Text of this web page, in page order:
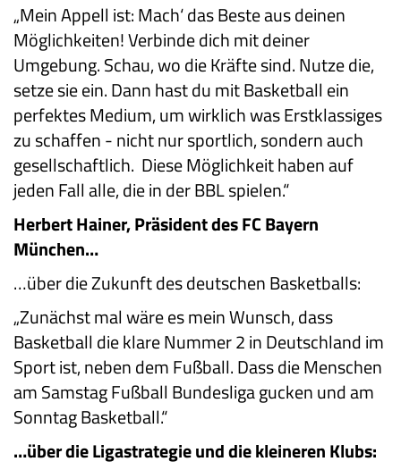
„Mein Appell ist: Mach‘ das Beste aus deinen
Möglichkeiten! Verbinde dich mit deiner
Umgebung. Schau, wo die Kräfte sind. Nutze die,
setze sie ein. Dann hast du mit Basketball ein
perfektes Medium, um wirklich was Erstklassiges
zu schaffen - nicht nur sportlich, sondern auch
gesellschaftlich. Diese Möglichkeit haben auf
jeden Fall alle, die in der BBL spielen.“
Herbert Hainer, Präsident des FC Bayern
München…
…über die Zukunft des deutschen Basketballs:
„Zunächst mal wäre es mein Wunsch, dass
Basketball die klare Nummer 2 in Deutschland im
Sport ist, neben dem Fußball. Dass die Menschen
am Samstag Fußball Bundesliga gucken und am
Sonntag Basketball.“
…über die Ligastrategie und die kleineren Klubs: